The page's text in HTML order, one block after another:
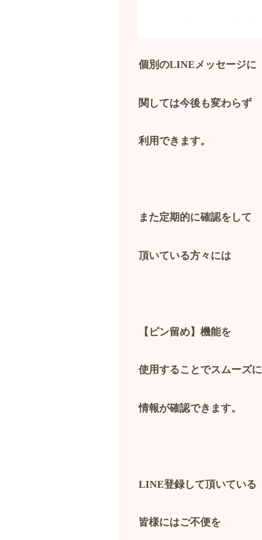
個別のLINEメッセージに
関しては今後も変わらず
利用できます。
また定期的に確認をして
頂いている方々には
【ピン留め】機能を
使用することでスムーズに
情報が確認できます。
LINE登録して頂いている
皆様にはご不便を